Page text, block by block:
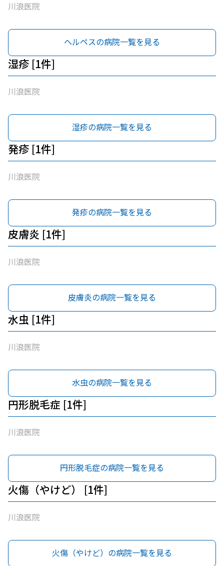
川浪医院
ヘルペスの病院一覧を見る
湿疹 [1件]
川浪医院
湿疹の病院一覧を見る
発疹 [1件]
川浪医院
発疹の病院一覧を見る
皮膚炎 [1件]
川浪医院
皮膚炎の病院一覧を見る
水虫 [1件]
川浪医院
水虫の病院一覧を見る
円形脱毛症 [1件]
川浪医院
円形脱毛症の病院一覧を見る
火傷（やけど） [1件]
川浪医院
火傷（やけど）の病院一覧を見る